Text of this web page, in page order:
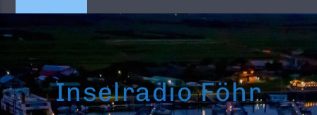
Inselradio Föhr